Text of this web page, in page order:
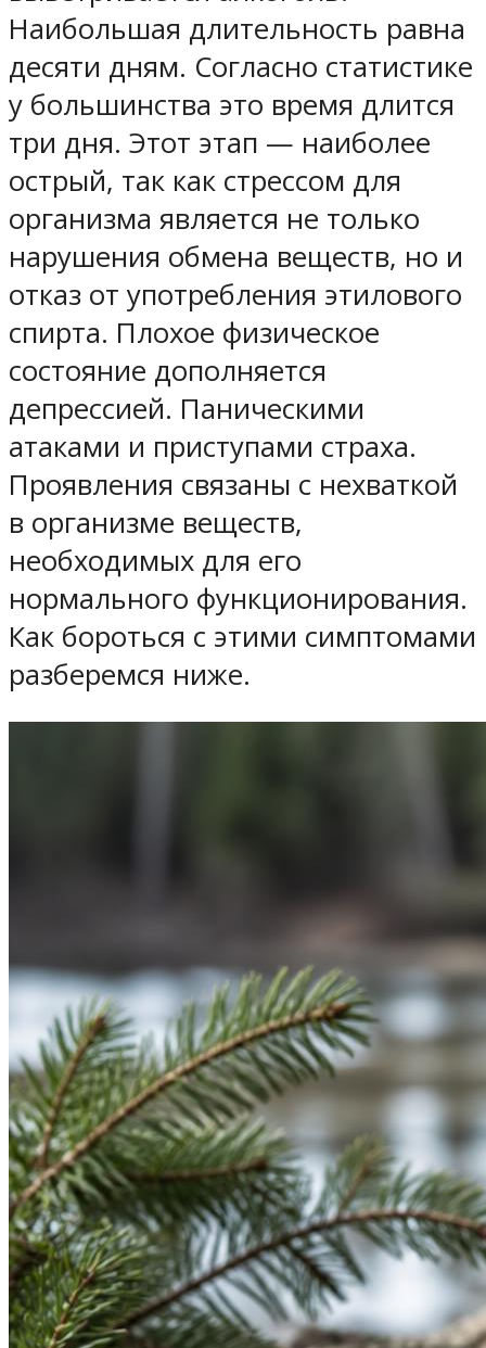
Наибольшая длительность равна
десяти дням. Согласно статистике
у большинства это время длится
три дня. Этот этап — наиболее
острый, так как стрессом для
организма является не только
нарушения обмена веществ, но и
отказ от употребления этилового
спирта. Плохое физическое
состояние дополняется
депрессией. Паническими
атаками и приступами страха.
Проявления связаны с нехваткой
в организме веществ,
необходимых для его
нормального функционирования.
Как бороться с этими симптомами
разберемся ниже.